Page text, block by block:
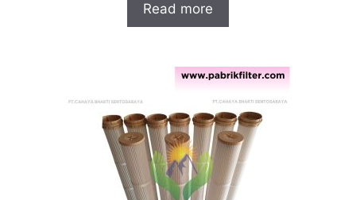
Read more